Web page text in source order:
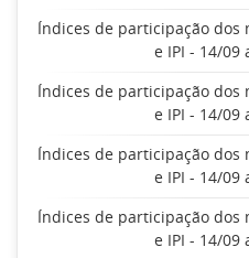
Índices de participação dos
e IPI - 14/09
Índices de participação dos
e IPI - 14/09
Índices de participação dos
e IPI - 14/09
Índices de participação dos
e IPI - 14/09